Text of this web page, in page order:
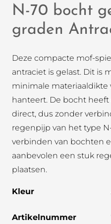
N-70 bocht
graden
Deze compacte mof-
antraciet is gelast. Dit is
minimale materiaaldikte
hanteert. De bocht heeft
direct, dus zonder
regenpijp van het type
verbinden van bochten
aanbevolen een stuk
plaatsen.
Kleur
Artikelnummer